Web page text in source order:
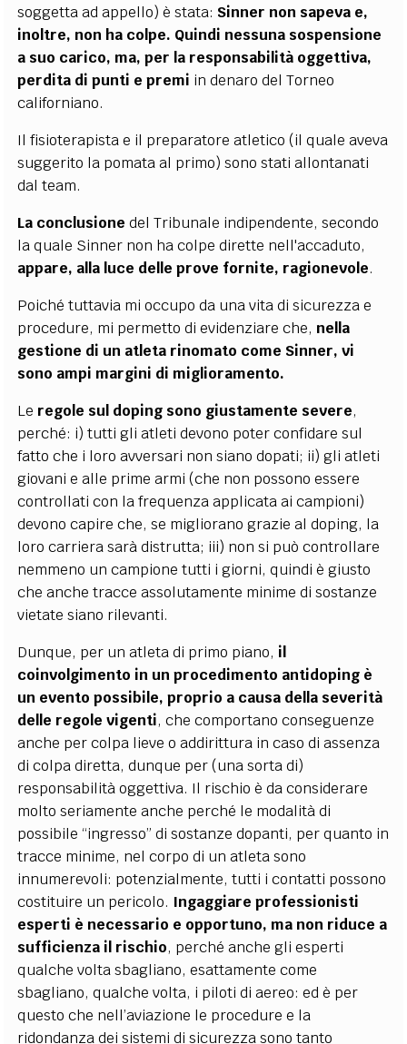
soggetta ad appello) è stata: Sinner non sapeva e,
inoltre, non ha colpe. Quindi nessuna sospensione
a suo carico, ma, per la responsabilità oggettiva,
perdita di punti e premi in denaro del Torneo
californiano.
Il fisioterapista e il preparatore atletico (il quale aveva
suggerito la pomata al primo) sono stati allontanati
dal team.
La conclusione del Tribunale indipendente, secondo
la quale Sinner non ha colpe dirette nell'accaduto,
appare, alla luce delle prove fornite, ragionevole.
Poiché tuttavia mi occupo da una vita di sicurezza e
procedure, mi permetto di evidenziare che, nella
gestione di un atleta rinomato come Sinner, vi
sono ampi margini di miglioramento.
Le regole sul doping sono giustamente severe,
perché: i) tutti gli atleti devono poter confidare sul
fatto che i loro avversari non siano dopati; ii) gli atleti
giovani e alle prime armi (che non possono essere
controllati con la frequenza applicata ai campioni)
devono capire che, se migliorano grazie al doping, la
loro carriera sarà distrutta; iii) non si può controllare
nemmeno un campione tutti i giorni, quindi è giusto
che anche tracce assolutamente minime di sostanze
vietate siano rilevanti.
Dunque, per un atleta di primo piano, il
coinvolgimento in un procedimento antidoping è
un evento possibile, proprio a causa della severità
delle regole vigenti, che comportano conseguenze
anche per colpa lieve o addirittura in caso di assenza
di colpa diretta, dunque per (una sorta di)
responsabilità oggettiva. Il rischio è da considerare
molto seriamente anche perché le modalità di
possibile “ingresso” di sostanze dopanti, per quanto in
tracce minime, nel corpo di un atleta sono
innumerevoli: potenzialmente, tutti i contatti possono
costituire un pericolo. Ingaggiare professionisti
esperti è necessario e opportuno, ma non riduce a
sufficienza il rischio, perché anche gli esperti
qualche volta sbagliano, esattamente come
sbagliano, qualche volta, i piloti di aereo: ed è per
questo che nell’aviazione le procedure e la
ridondanza dei sistemi di sicurezza sono tanto